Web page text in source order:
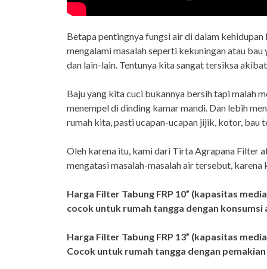
Betapa pentingnya fungsi air di dalam
mengalami masalah seperti kekuningan atau
dan lain-lain. Tentunya kita sangat tersiksa
Baju yang kita cuci bukannya bersih tapi malah
menempel di dinding kamar mandi. Dan lebih
rumah kita, pasti ucapan-ucapan jijik, kotor, bau
Oleh karena itu, kami dari Tirta Agrapana Filter
mengatasi masalah-masalah air tersebut, karena
Harga Filter Tabung FRP 10” (kapasitas
cocok untuk rumah tangga dengan konsumsi
Harga Filter Tabung FRP 13” (kapasitas
Cocok untuk rumah tangga dengan